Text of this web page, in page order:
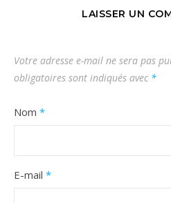
LAISSER UN
Votre adresse e-mail ne sera pas
obligatoires sont indiqués avec *
Nom *
E-mail *